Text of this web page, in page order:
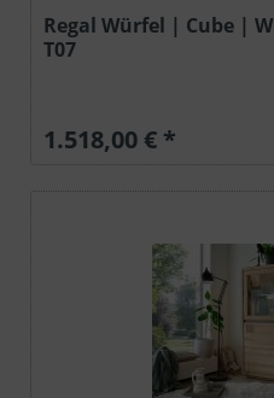
Regal Würfel | Cube |
T07
1.518,00 € *